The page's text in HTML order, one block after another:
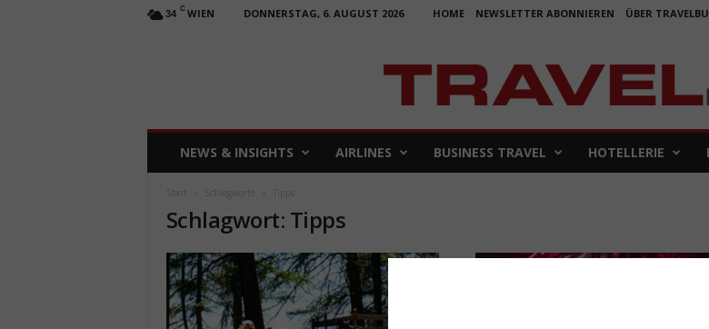
34 C WIEN DONNERSTAG, 6. AUGUST 2026 HOME NEWSLETTER ABONNIEREN ÜBER
A
NEWS & INSIGHTS AIRLINES BUSINESS TRAVEL HOTELLERIE
Schlagwort: Tipps